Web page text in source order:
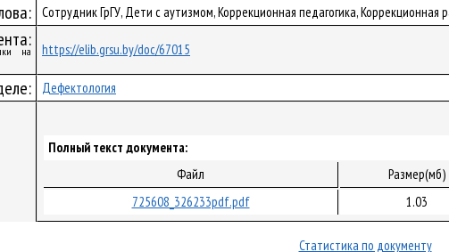
Сотрудник ГрГУ, Дети с аутизмом, Коррекционная педагогика, Коррекционная
на https://elib.grsu.by/doc/67015
Дефектология
Полный текст документа:
Файл
Размер(мб)
725608_326233pdf.pdf
1.03
Статистика по документу